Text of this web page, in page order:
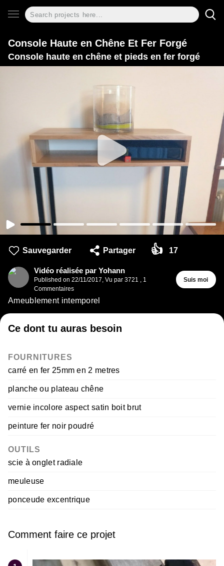
Console Haute en Chêne Et Fer Forgé
Console haute en chêne et pieds en fer forgé
Sauvegarder Partager 👍 17
Vidéo réalisée par Yohann
Published on 22/11/2017, Vu par 3721 , 1
Commentaires
Suis moi
Ameublement intemporel
Ce dont tu auras besoin
FOURNITURES
carré en fer 25mm en 2 metres
planche ou plateau chêne
vernie incolore aspect satin boit brut
peinture fer noir poudré
OUTILS
scie à onglet radiale
meuleuse
ponceude excentrique
Comment faire ce projet